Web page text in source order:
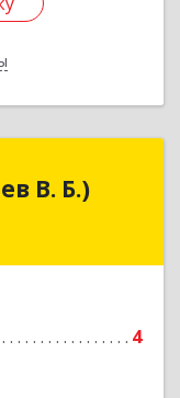
В. Б.)
4
В. Б.)
г, Ленина ул,